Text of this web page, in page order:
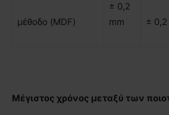
μέθοδο (MDF)
± 0,2
mm
± 0,2
Μέγιστος χρόνος μεταξύ των